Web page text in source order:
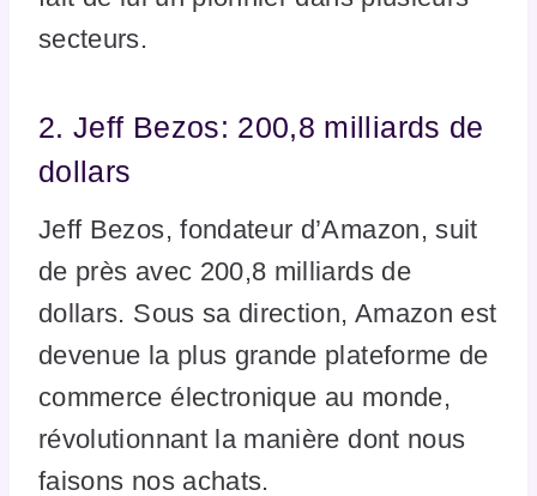
secteurs.
2. Jeff Bezos: 200,8 milliards de
dollars
Jeff Bezos, fondateur d’Amazon, suit
de près avec 200,8 milliards de
dollars. Sous sa direction, Amazon est
devenue la plus grande plateforme de
commerce électronique au monde,
révolutionnant la manière dont nous
faisons nos achats.